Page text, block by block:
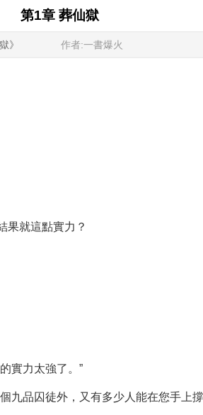
第1章 葬仙獄
》 作者:一書爆火
果就這點實力？
實力太強了。”
九品囚徒外，又有多少人能在您手上